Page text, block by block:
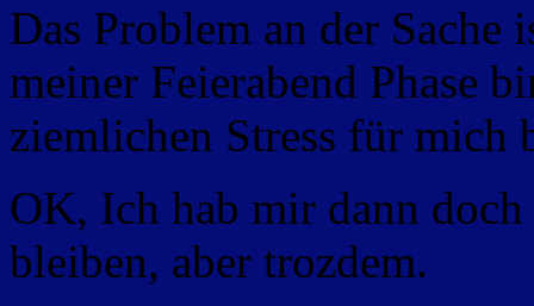
Das Problem an der Sache
meiner Feierabend Phase
ziemlichen Stress für mich
OK, Ich hab mir dann
bleiben, aber trozdem.